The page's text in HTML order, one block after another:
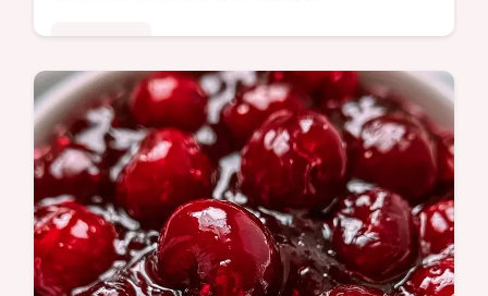
Rote Johannisbeeren, Stachelbeeren und
Gelierzucker für diese Johannisbeer-
Stachelbeermarmelade. Details dazu,
warum diese Beerenmischung funktioniert,
in 45…